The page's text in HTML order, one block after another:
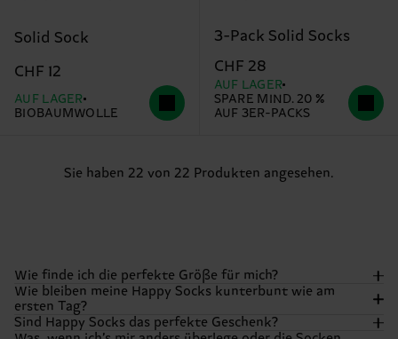
Solid Sock
CHF 12
AUF LAGER
BIOBAUMWOLLE
3-Pack Solid Socks
CHF 28
AUF LAGER
SPARE MIND. 20 %
AUF 3ER-PACKS
Sie haben 22 von 22 Produkten angesehen.
Wie finde ich die perfekte Größe für mich?
Wir wollen, dass deine Füße sich genauso happy fühlen,
wie sie aussehen! Die meisten unserer Socken gibt’s in
Wie bleiben meine Happy Socks kunterbunt wie am
ersten Tag?
Sind Happy Socks das perfekte Geschenk?